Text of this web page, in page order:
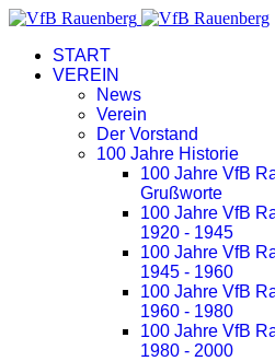
START
VEREIN
News
Verein
Der Vorstand
100 Jahre Historie
100 Jahre VfB
Grußworte
100 Jahre VfB
1920 - 1945
100 Jahre VfB
1945 - 1960
100 Jahre VfB
1960 - 1980
100 Jahre VfB
1980 - 2000